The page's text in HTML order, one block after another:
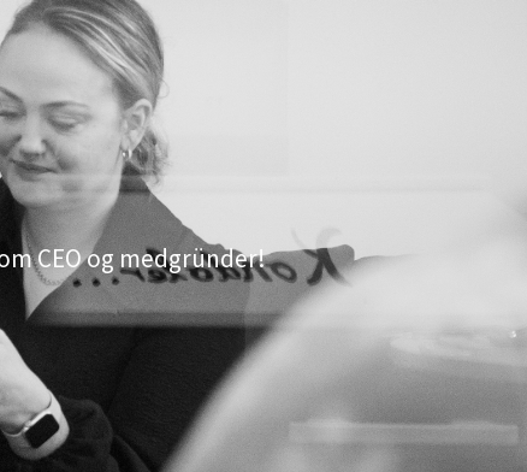
CEO og medgründer!